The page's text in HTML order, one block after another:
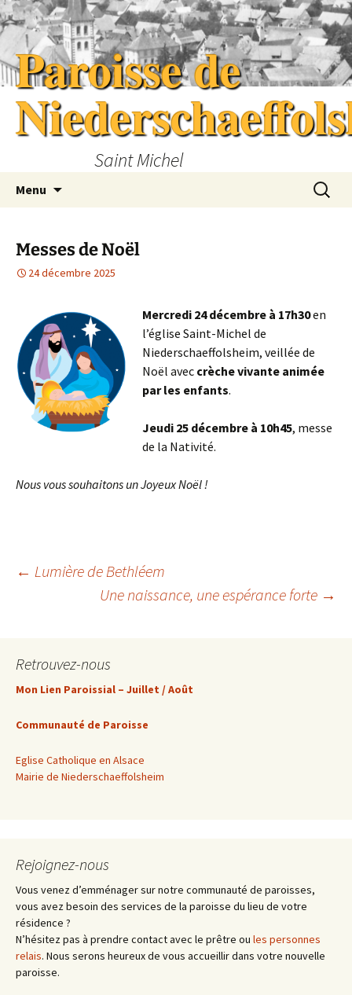
Aller
au
contenu
Paroisse de
Saint Michel
Menu
Messes de Noël
24 décembre 2025
Mercredi 24 décembre à 17h30en
l’église Saint-Michel de
Niederschaeffolsheim, veillée de
Noël avec crèche vivante animée
par les enfants.
Jeudi 25 décembre à 10h45, messe
de la Nativité.
Nous vous souhaitons un Joyeux Noël !
Navigation
articles
← Lumière de Bethléem
Une naissance, une espérance forte →
Retrouvez-nous
Mon Lien Paroissial – Juillet / Août
Communauté de Paroisse
Eglise Catholique en Alsace
Mairie de Niederschaeffolsheim
Rejoignez-nous
Vous venez d’emménager sur notre communauté de paroisses,
vous avez besoin des services de la paroisse du lieu de votre
résidence ?
N’hésitez pas à prendre contact avec le prêtre ou les personnes
relais. Nous serons heureux de vous accueillir dans votre nouvelle
paroisse.